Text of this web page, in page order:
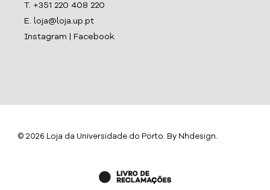
T. +351 220 408 220
E. loja@loja.up.pt
Instagram
Facebook
© 2026 Loja da Universidade do Porto. By Nhdesign.